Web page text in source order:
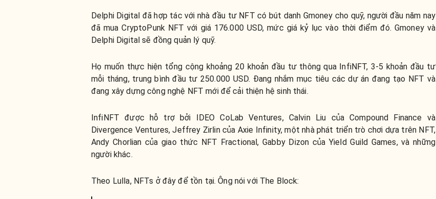
Delphi Digital đã hợp tác với nhà đầu tư NFT có bút danh Gmoney cho quỹ, người đầu năm nay
đã mua CryptoPunk NFT với giá 176.000 USD, mức giá kỷ lục vào thời điểm đó. Gmoney và
Delphi Digital sẽ đồng quản lý quỹ.
Họ muốn thực hiện tổng cộng khoảng 20 khoản đầu tư thông qua InfiNFT, 3-5 khoản đầu tư
mỗi tháng, trung bình đầu tư 250.000 USD. Đang nhắm mục tiêu các dự án đang tạo NFT và
đang xây dựng công nghệ NFT mới để cải thiện hệ sinh thái.
InfiNFT được hỗ trợ bởi IDEO CoLab Ventures, Calvin Liu của Compound Finance và
Divergence Ventures, Jeffrey Zirlin của Axie Infinity, một nhà phát triển trò chơi dựa trên NFT,
Andy Chorlian của giao thức NFT Fractional, Gabby Dizon của Yield Guild Games, và những
người khác.
Theo Lulla, NFTs ở đây để tồn tại. Ông nói với The Block: